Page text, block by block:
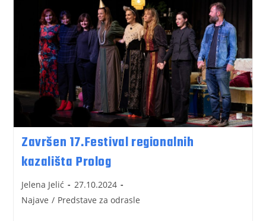
Završen 17.Festival regionalnih
kazališta Prolog
Jelena Jelić
27.10.2024
Najave / Predstave za odrasle